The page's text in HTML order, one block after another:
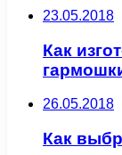
23.05.2018
Как
26.05.2018
Как